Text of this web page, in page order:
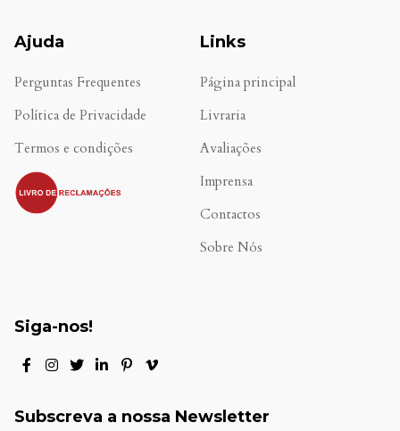
Ajuda
Perguntas Frequentes
Política de Privacidade
Termos e condições
.
Links
Página principal
Livraria
Avaliações
Imprensa
Contactos
Sobre Nós
Siga-nos!
Subscreva a nossa Newsletter